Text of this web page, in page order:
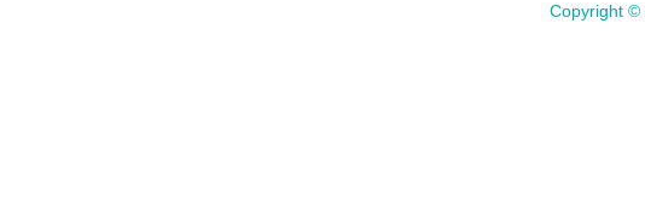
Copyright ©